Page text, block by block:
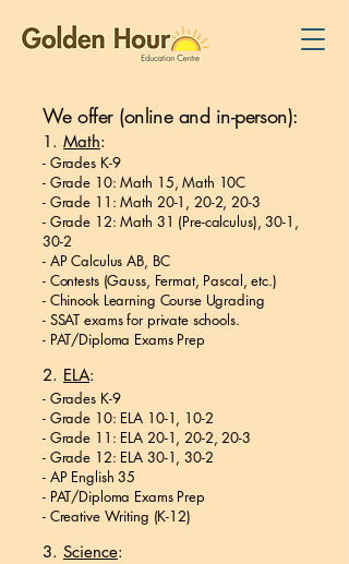
We offer (online and in-person):
1. Math:
- Grades K-9
- Grade 10: Math 15, Math 10C
- Grade 11: Math 20-1, 20-2, 20-3
- Grade 12: Math 31 (Pre-calculus), 30-1,
30-2
- AP Calculus AB, BC
- Contests (Gauss, Fermat, Pascal, etc.)
- Chinook Learning Course Ugrading
- SSAT exams for private schools.
- PAT/Diploma Exams Prep
2. ELA:
- Grades K-9
- Grade 10: ELA 10-1, 10-2
- Grade 11: ELA 20-1, 20-2, 20-3
- Grade 12: ELA 30-1, 30-2
- AP English 35
- PAT/Diploma Exams Prep
- Creative Writing (K-12)
3. Science: